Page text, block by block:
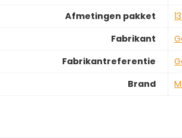
Afmetingen pakket
Fabrikant
Fabrikantreferentie
Brand